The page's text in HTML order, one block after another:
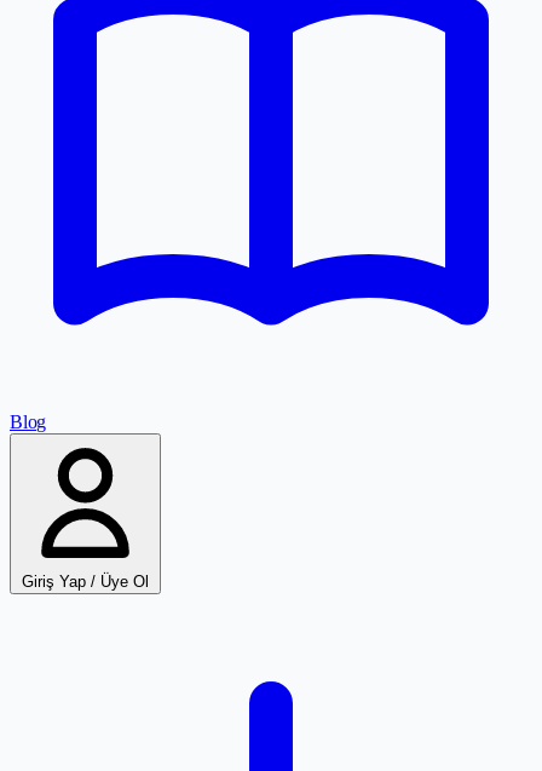
Blog
Giriş Yap / Üye Ol